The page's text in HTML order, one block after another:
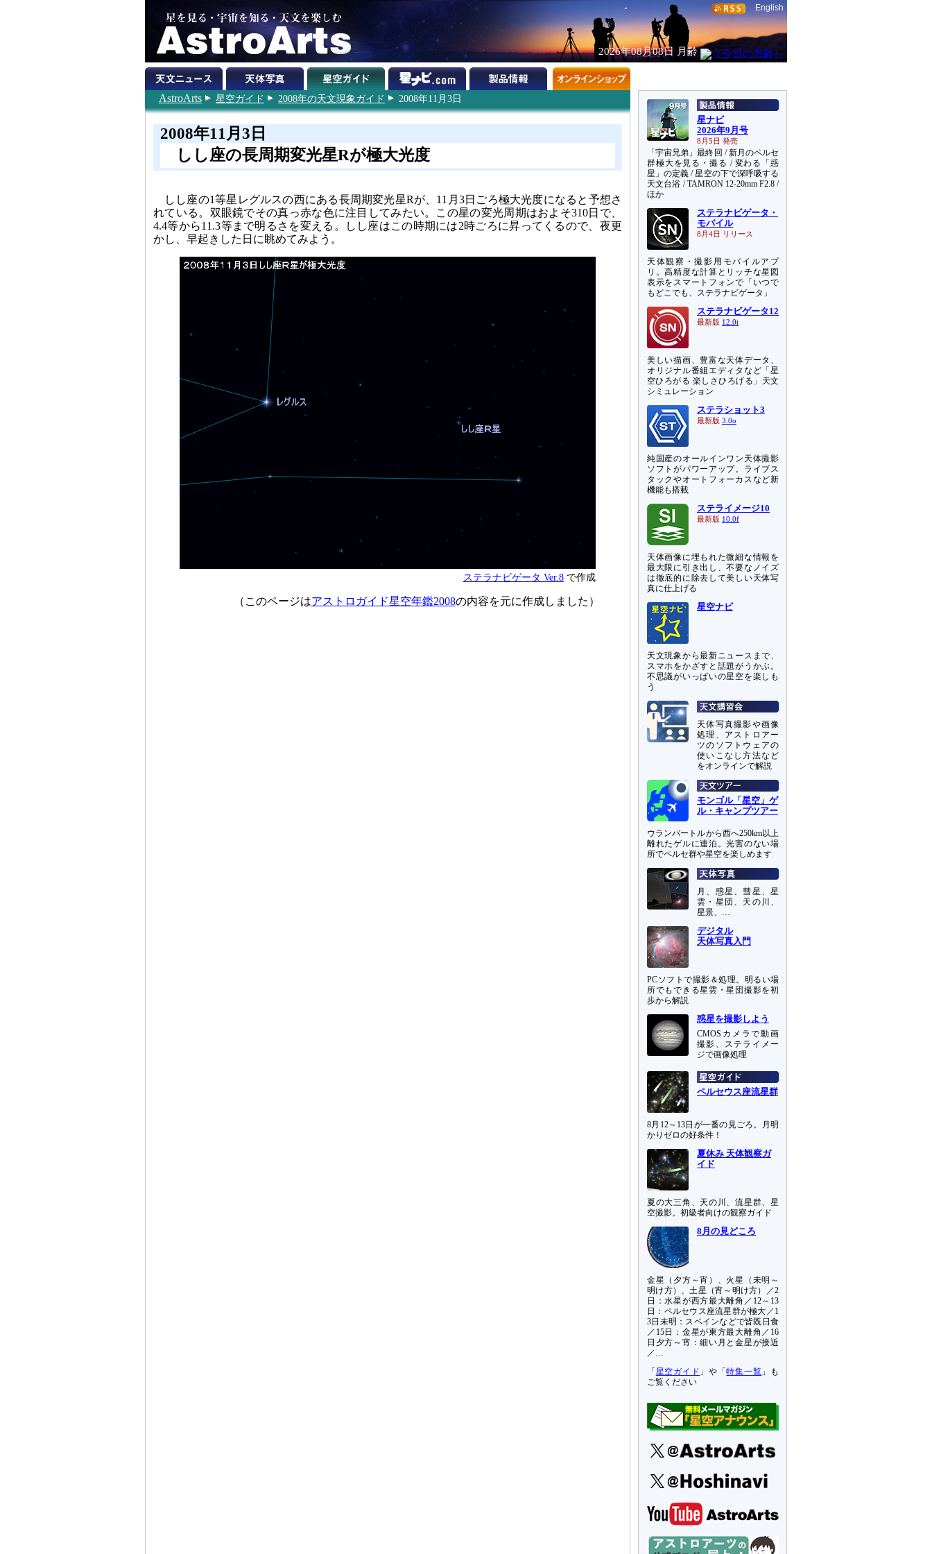
English
2026年08月08日 月齢
AstroArts 星空ガイド 2008年の天文現象ガイド 2008年11月3日
2008年11月3日
しし座の長周期変光星Rが極大光度
しし座の1等星レグルスの西にある長周期変光星Rが、11月3日ごろ極大光度になると予想さ
れている。双眼鏡でその真っ赤な色に注目してみたい。この星の変光周期はおよそ310日で、
4.4等から11.3等まで明るさを変える。しし座はこの時期には2時ごろに昇ってくるので、夜更
かし、早起きした日に眺めてみよう。
ステラナビゲータ Ver.8 で作成
（このページはアストロガイド星空年鑑2008の内容を元に作成しました）
星ナビ
2026年9月号
8月5日 発売
「宇宙兄弟」最終回 / 新月のペルセ
群極大を見る・撮る / 変わる「惑
星」の定義 / 星空の下で深呼吸する
天文台浴 / TAMRON 12-20mm F2.8 /
ほか
ステラナビゲータ・
モバイル
8月4日 リリース
天体観察・撮影用モバイルアプ
リ。高精度な計算とリッチな星図
表示をスマートフォンで「いつで
もどこでも、ステラナビゲータ」
ステラナビゲータ12
最新版 12.0i
美しい描画、豊富な天体データ、
オリジナル番組エディタなど「星
空ひろがる 楽しさひろげる」天文
シミュレーション
ステラショット3
最新版 3.0o
純国産のオールインワン天体撮影
ソフトがパワーアップ。ライブス
タックやオートフォーカスなど新
機能も搭載
ステライメージ10
最新版 10.0f
天体画像に埋もれた微細な情報を
最大限に引き出し、不要なノイズ
は徹底的に除去して美しい天体写
真に仕上げる
星空ナビ
天文現象から最新ニュースまで、
スマホをかざすと話題がうかぶ。
不思議がいっぱいの星空を楽しも
う
天体写真撮影や画像
処理、アストロアー
ツのソフトウェアの
使いこなし方法など
をオンラインで解説
モンゴル「星空」ゲ
ル・キャンプツアー
ウランバートルから西へ250km以上
離れたゲルに連泊。光害のない場
所でペルセ群や星空を楽しめます
月、惑星、彗星、星
雲・星団、天の川、
星景、…
デジタル
天体写真入門
PCソフトで撮影＆処理。明るい場
所でもできる星雲・星団撮影を初
歩から解説
惑星を撮影しよう
CMOSカメラで動画
撮影、ステライメー
ジで画像処理
ペルセウス座流星群
8月12～13日が一番の見ごろ。月明
かりゼロの好条件！
夏休み 天体観察ガ
イド
夏の大三角、天の川、流星群、星
空撮影。初級者向けの観察ガイド
8月の見どころ
金星（夕方～宵）、火星（未明～
明け方）、土星（宵～明け方）／2
日：水星が西方最大離角／12～13
日：ペルセウス座流星群が極大／1
3日未明：スペインなどで皆既日食
／15日：金星が東方最大離角／16
日夕方～宵：細い月と金星が接近
／…
「 星空ガイド 」や「特集一覧 」も
ご覧ください